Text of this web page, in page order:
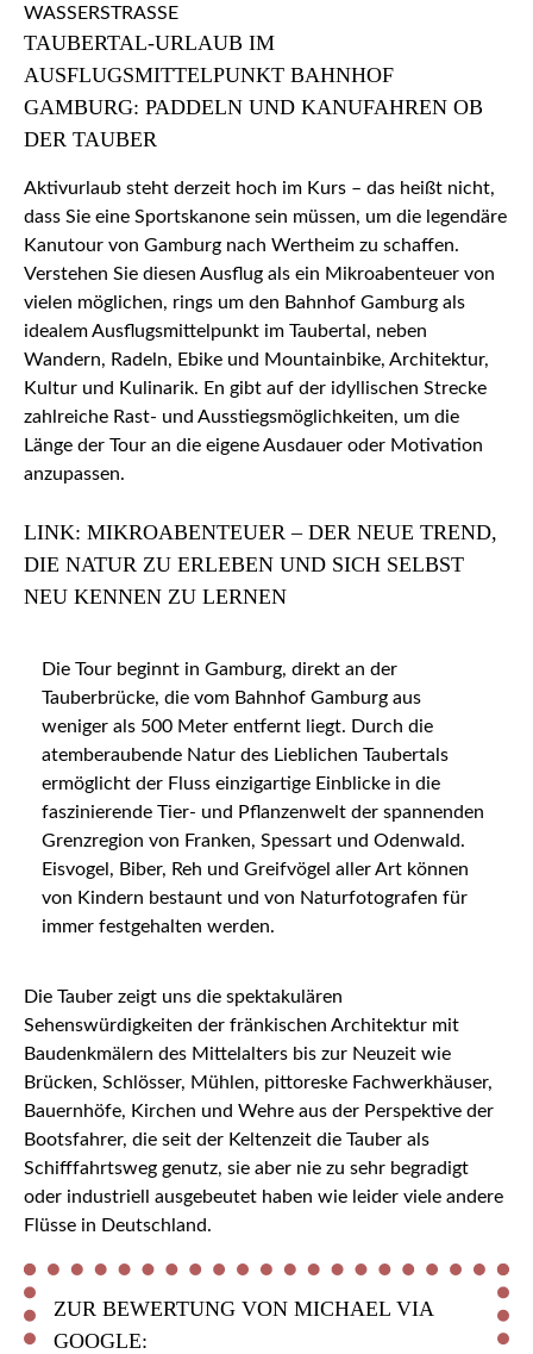
TAUBERTAL-URLAUB IM
AUSFLUGSMITTELPUNKT BAHNHOF
GAMBURG: PADDELN UND KANUFAHREN OB
DER TAUBER
Aktivurlaub steht derzeit hoch im Kurs – das heißt nicht,
dass Sie eine Sportskanone sein müssen, um die legendäre
Kanutour von Gamburg nach Wertheim zu schaffen.
Verstehen Sie diesen Ausflug als ein Mikroabenteuer von
vielen möglichen, rings um den Bahnhof Gamburg als
idealem Ausflugsmittelpunkt im Taubertal, neben
Wandern, Radeln, Ebike und Mountainbike, Architektur,
Kultur und Kulinarik. En gibt auf der idyllischen Strecke
zahlreiche Rast- und Ausstiegsmöglichkeiten, um die
Länge der Tour an die eigene Ausdauer oder Motivation
anzupassen.
LINK: MIKROABENTEUER – DER NEUE TREND,
DIE NATUR ZU ERLEBEN UND SICH SELBST
NEU KENNEN ZU LERNEN
Die Tour beginnt in Gamburg, direkt an der
Tauberbrücke, die vom Bahnhof Gamburg aus
weniger als 500 Meter entfernt liegt. Durch die
atemberaubende Natur des Lieblichen Taubertals
ermöglicht der Fluss einzigartige Einblicke in die
faszinierende Tier- und Pflanzenwelt der spannenden
Grenzregion von Franken, Spessart und Odenwald.
Eisvogel, Biber, Reh und Greifvögel aller Art können
von Kindern bestaunt und von Naturfotografen für
immer festgehalten werden.
Die Tauber zeigt uns die spektakulären
Sehenswürdigkeiten der fränkischen Architektur mit
Baudenkmälern des Mittelalters bis zur Neuzeit wie
Brücken, Schlösser, Mühlen, pittoreske Fachwerkhäuser,
Bauernhöfe, Kirchen und Wehre aus der Perspektive der
Bootsfahrer, die seit der Keltenzeit die Tauber als
Schifffahrtsweg genutz, sie aber nie zu sehr begradigt
oder industriell ausgebeutet haben wie leider viele andere
Flüsse in Deutschland.
ZUR BEWERTUNG VON MICHAEL VIA
GOOGLE: